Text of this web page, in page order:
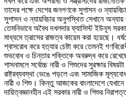
তাদের পক্ষে দেশের জনগণকে সুশাসন ও
সুশাসন ও ন্যায়বিচার অনুপস্থিত সেখানে
তেমনিভাবে অবৈধ দখলদার ফ্যাসিস্ট ইউনূস
মাধ্যমে ত্রাসের রাজত্ব কায়েম করা হয়েছে।
শ্বাসরোধ করে হত্যার চেষ্টা করে তেমনই
শুভবোধ ও চিন্তার শক্তিকে অবরুদ্ধ করে
শাসনামলে সর্বোচ্চ নারী ও শিশুদের সুরক্ষার
রাষ্ট্রব্যবস্থা ভেঙে পড়লে এবং সামাজিক
নারী ও শিশু। কিন্তু আজকের বাংলাদেশে
দায়িত্বজ্ঞানহীন এই সরকার নারী ও শিশুর